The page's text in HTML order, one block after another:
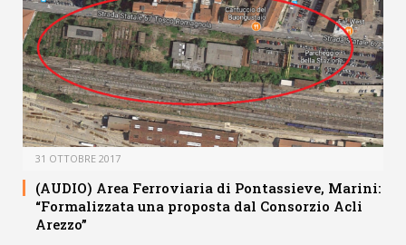
31 OTTOBRE 2017
(AUDIO) Area Ferroviaria di Pontassieve, Marini:
“Formalizzata una proposta dal Consorzio Acli
Arezzo”